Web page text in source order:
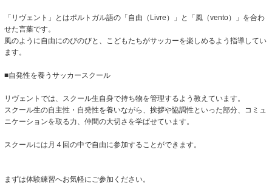
「リヴェント」とはポルトガル語の「自由（Livre）」と「風（vento）」を合わ
せた言葉です。
風のように自由にのびのびと、こどもたちがサッカーを楽しめるよう指導してい
ます。
■自発性を養うサッカースクール
リヴェントでは、スクール生自身で持ち物を管理するよう教えています。
スクール生の自主性・自発性を養いながら、挨拶や協調性といった部分、コミュ
ニケーションを取る力、仲間の大切さを学ばせています。
スクールには月４回の中で自由に参加することができます。
まずは体験練習へお気軽にご参加ください。